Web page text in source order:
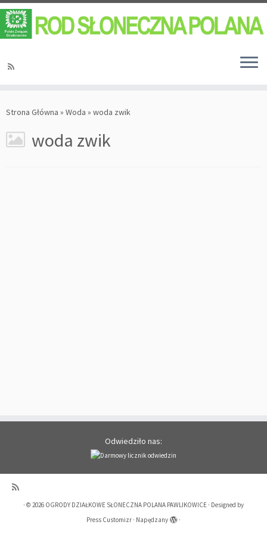
Strona Główna » Woda » woda zwik
woda zwik
Odwiedziło nas:
· © 2026 OGRODY DZIAŁKOWE SŁONECZNA POLANA PAWLIKOWICE · Designed by
Press Customizr · Napędzany ·